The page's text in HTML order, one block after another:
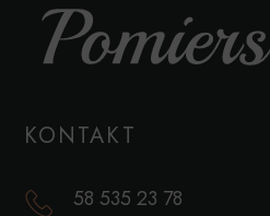
KONTAKT
58 535 23 78